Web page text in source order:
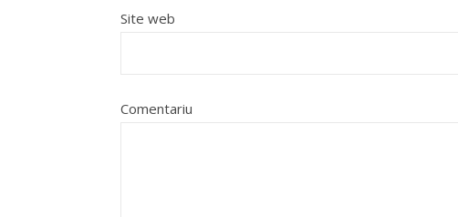
Site web
Comentariu